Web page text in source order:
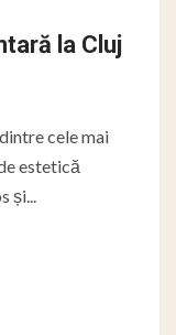
la Cluj
cele mai
estetică